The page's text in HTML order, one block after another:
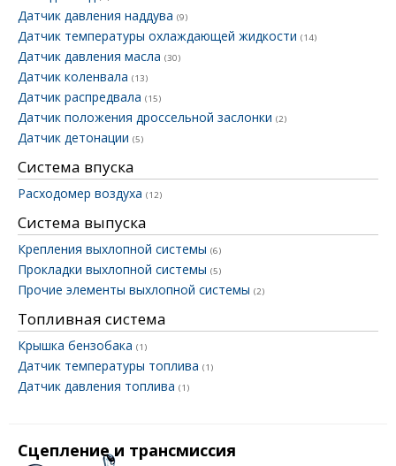
Датчик давления наддува (9)
Датчик температуры охлаждающей жидкости (14)
Датчик давления масла (30)
Датчик коленвала (13)
Датчик распредвала (15)
Датчик положения дроссельной заслонки (2)
Датчик детонации (5)
Система впуска
Расходомер воздуха (12)
Система выпуска
Крепления выхлопной системы (6)
Прокладки выхлопной системы (5)
Прочие элементы выхлопной системы (2)
Топливная система
Крышка бензобака (1)
Датчик температуры топлива (1)
Датчик давления топлива (1)
Сцепление и трансмиссия